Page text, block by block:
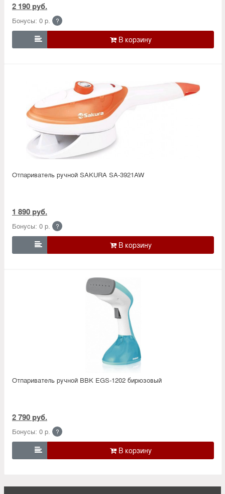
2 190 руб.
Бонусы: 0 р. ?

Отпариватель ручной SAKURA SA-3921AW
1 890 руб.
Бонусы: 0 р. ?

Отпариватель ручной BBK EGS-1202 бирюзовый
2 790 руб.
Бонусы: 0 р. ?
